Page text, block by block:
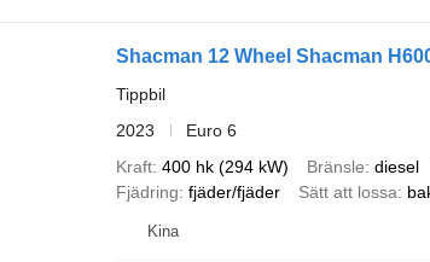
Shacman 12 Wheel Shacman
Tippbil
2023
Euro 6
Kraft 400 hk (294 kW) Bränsle diesel
Fjädring fjäder/fjäder Sätt att lossa
Kina